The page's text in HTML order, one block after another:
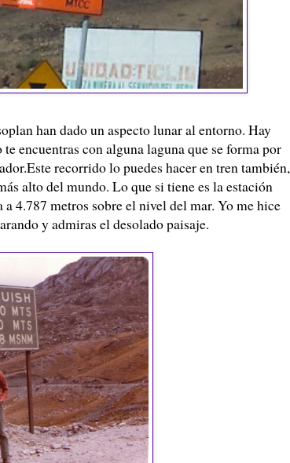
han dado un aspecto lunar al entorno. Hay
encuentras con alguna laguna que se forma por
recorrido lo puedes hacer en tren también,
alto del mundo. Lo que si tiene es la estación
a 4.787 metros sobre el nivel del mar. Yo me hice
y admiras el desolado paisaje.